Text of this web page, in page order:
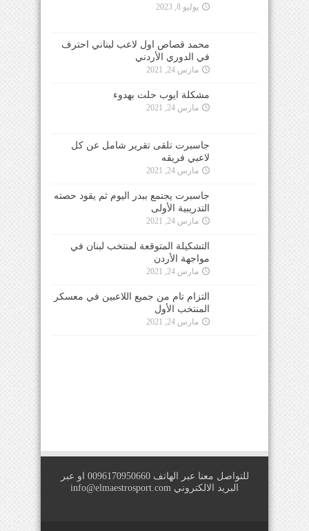
يوليو 8, 2023
محمد قصاص اول لاعب لبناني احترف
في الدوري الأردني
مارس 24, 2021
مشكلة ايوب حلت بهدوء
مارس 24, 2021
جاسبرت تلقى تقرير شامل عن كل
لاعبي فريقه
مارس 24, 2021
جاسبرت يجتمع ببدر اليوم ثم يقود حصته
التدريبية الأولى
مارس 24, 2021
التشكيلة المتوقعة لمنتخب لبنان في
مواجهة الأردن
مارس 24, 2021
التزام تام من جميع اللاعبين في معسكر
المنتخب الأول
مارس 24, 2021
للتواصل معنا عبر الهاتف 0096170950660 او عبر
البريد الالكتروني info@elmaestrosport.com